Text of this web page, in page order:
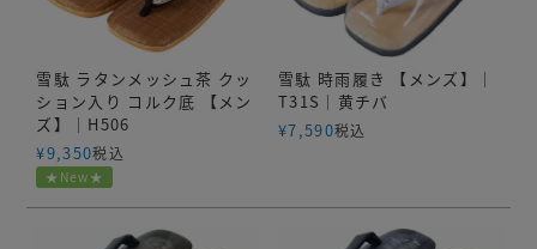
雪駄 ラタンメッシュ茶 クッ
ション入り コルク底 【メン
ズ】｜H506
¥9,350税込
★New★
雪駄 時雨履き 【メンズ】｜
T31S｜黄チバ
¥7,590税込